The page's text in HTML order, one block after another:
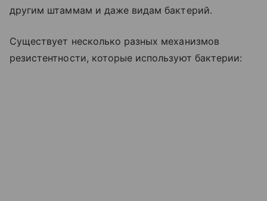
другим штаммам и даже видам бактерий.
Существует несколько разных механизмов
резистентности, которые используют бактерии: